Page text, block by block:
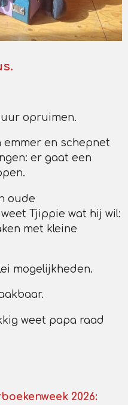
opruimen.
emmer en schepnet
er gaat een
oude
Tjippie wat hij wil:
met kleine
mogelijkheden.
weet papa raad
2026: